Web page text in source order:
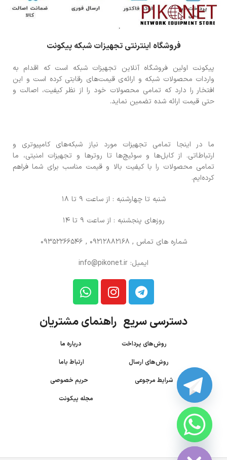
فروشگاه اینترنتی تجهیزات شبکه پیکونت
پیکونت اولین فروشگاه آنلاین تجهیزات شبکه است که اقدام به
واردات محصولات شبکه و ارائه‌ی قیمت‌های رقابتی کرده است و این
افتخار را دارد که تمامی محصولات خود را از نظر کیفیت، اصالت و
حتی قیمت ارائه شده تضمین نماید.
ما در اینجا تمامی تجهیزات مورد نیاز شبکه‌های کامپیوتری و
ارتباطاتی. از کابل‌ها و سوئیچ‌ها تا روترها و تجهیزات امنیتی، ما
تمامی محصولات را با کیفیت بالا و قیمت مناسب برای شما فراهم
کرده‌ایم.
شنبه تا چهارشنبه : از ساعت 9 تا 18
روزهای پنجشنبه : از ساعت 9 تا 14
شماره های تماس , 09212882168 , 09352266546
ایمیل: info@pikonet.ir
دسترسی سریع راهنمای مشتریان
روش‌های پرداخت درباره ما
روش‌های ارسال
ارتباط باما
شرایط مرجوعی
حریم خصوصی
مجله پیکونت
HIDE
CHATY